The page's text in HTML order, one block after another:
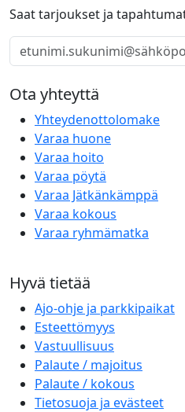
Saat tarjoukset ja
Ota yhteyttä
Yhteydenottolomake
Varaa huone
Varaa hoito
Varaa pöytä
Varaa Jätkänkämppä
Varaa kokous
Varaa ryhmämatka
Hyvä tietää
Ajo-ohje ja parkkipaikat
Esteettömyys
Vastuullisuus
Palaute / majoitus
Palaute / kokous
Tietosuoja ja evästeet